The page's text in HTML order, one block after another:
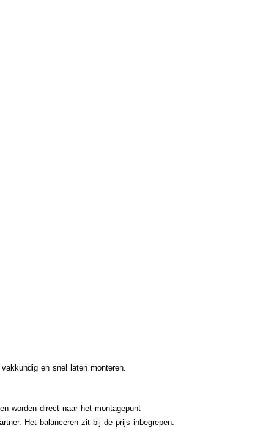
en snel laten monteren.
worden direct naar het montagepunt
Het balanceren zit bij de prijs inbegrepen.